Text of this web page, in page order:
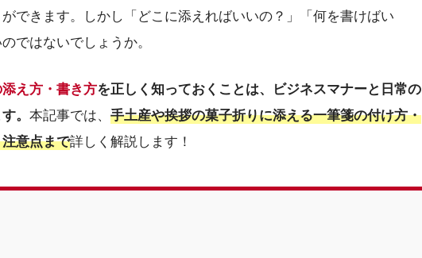
できます。しかし「どこに添えればいいの？」「何を書けばい
ではないでしょうか。
え方・書き方を正しく知っておくことは、ビジネスマナーと日常の
。 本記事では、 手土産や挨拶の菓子折りに添える一筆箋の付け方・
意点まで詳しく解説します！